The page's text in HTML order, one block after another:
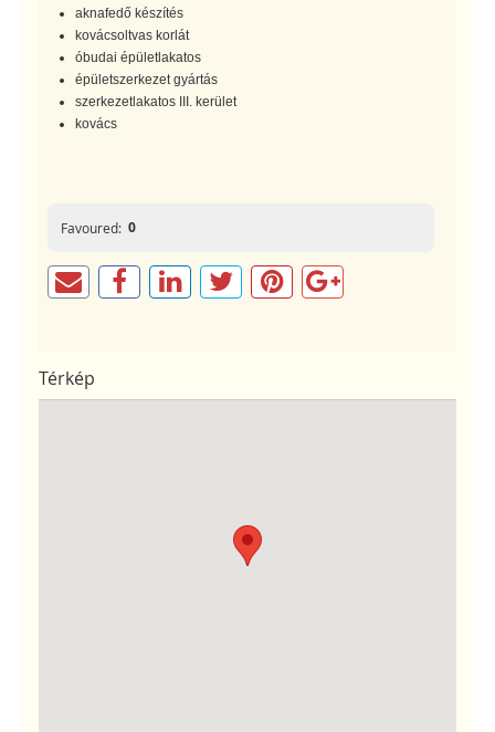
aknafedő készítés
kovácsoltvas korlát
óbudai épületlakatos
épületszerkezet gyártás
szerkezetlakatos III. kerület
kovács
Favoured: 0
Térkép